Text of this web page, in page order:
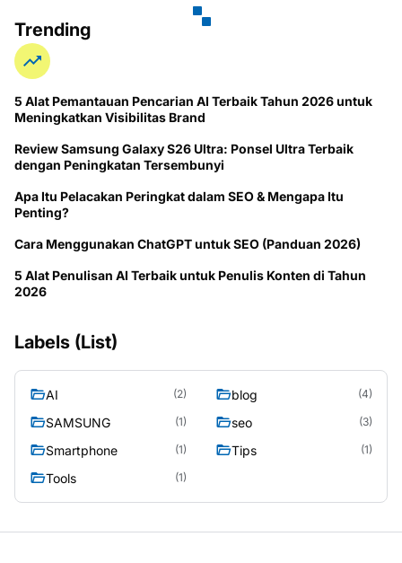
Trending
5 Alat Pemantauan Pencarian AI Terbaik Tahun 2026 untuk
Meningkatkan Visibilitas Brand
Review Samsung Galaxy S26 Ultra: Ponsel Ultra Terbaik
dengan Peningkatan Tersembunyi
Apa Itu Pelacakan Peringkat dalam SEO & Mengapa Itu
Penting?
Cara Menggunakan ChatGPT untuk SEO (Panduan 2026)
5 Alat Penulisan AI Terbaik untuk Penulis Konten di Tahun
2026
Labels (List)
AI (2) blog (4)
SAMSUNG (1) seo (3)
Smartphone (1) Tips (1)
Tools (1)